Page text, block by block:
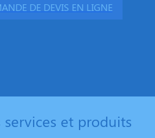
DE DEVIS EN LIGNE
services et produits